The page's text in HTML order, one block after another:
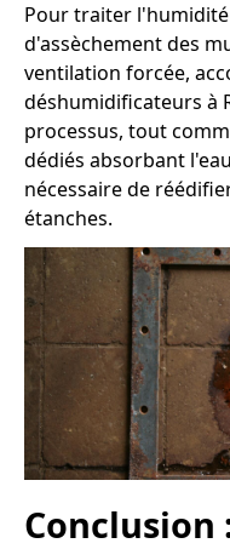
Pour traiter
d'assèchement des
ventilation forcée,
déshumidificateurs à
processus, tout
dédiés absorbant
nécessaire de
étanches.
Conclusion